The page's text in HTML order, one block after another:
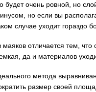
будет очень ровной, но
но если вы
случае уходит гораздо
маяков отличается тем,
да и материалов
метода
размер своей